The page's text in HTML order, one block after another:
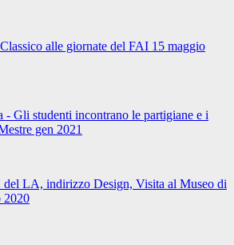
alle giornate del FAI 15 maggio
- Gli studenti incontrano le partigiane e i
gen 2021
del LA, indirizzo Design, Visita al Museo di
2020